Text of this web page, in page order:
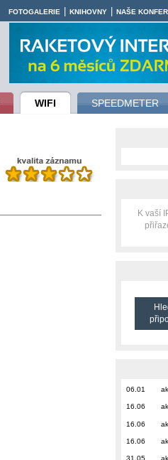
WIFI SPEEDMETER
FOTOGALERIE KNIHOVNY NAŠE
K vaší
06.01
16.06
16.06
16.06
31.05